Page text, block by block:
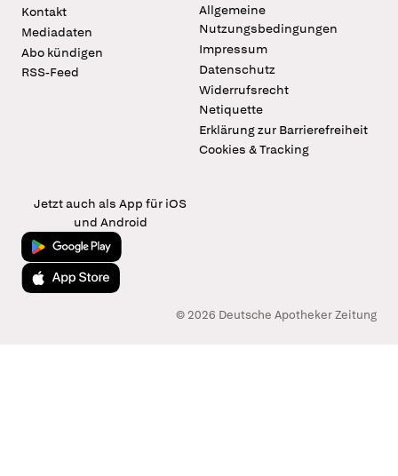
Kontakt
Mediadaten
Abo kündigen
RSS-Feed
Allgemeine
Nutzungsbedingungen
Impressum
Datenschutz
Widerrufsrecht
Netiquette
Erklärung zur Barrierefreiheit
Cookies & Tracking
Jetzt auch als App für iOS
und Android
Jetzt bei Google Play
Laden im App Store
© 2026 Deutsche Apotheker Zeitung